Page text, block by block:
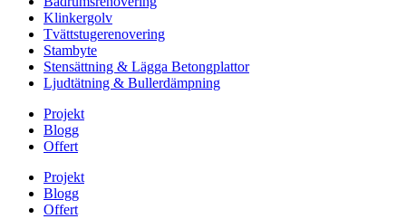
Klinkergolv
Tvättstugerenovering
Stambyte
Stensättning & Lägga Betongplattor
Ljudtätning & Bullerdämpning
Projekt
Blogg
Offert
Projekt
Blogg
Offert